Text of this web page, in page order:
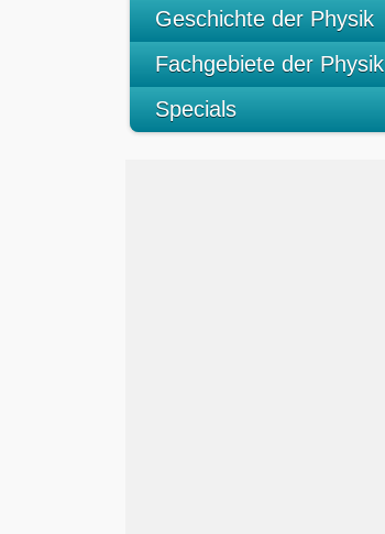
Geschichte der Physik
Fachgebiete der Physik
Specials